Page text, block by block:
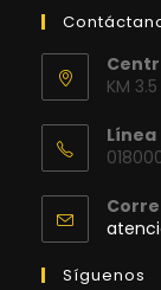
KM
Síguenos